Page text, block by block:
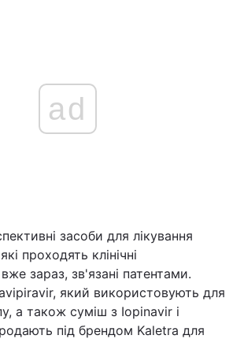
ad
засоби для лікування
проходять клінічні
зараз, зв'язані патентами.
який використовують для
а також суміш з Iopinavir і
під брендом Kaletra для